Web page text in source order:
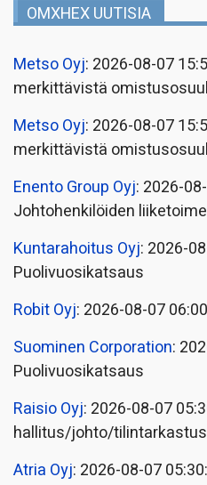
OMXHEX UUTISIA
Metso Oyj: 2026-08-07
merkittävistä
Metso Oyj: 2026-08-07
merkittävistä
Enento Group Oyj: 2026-
Johtohenkilöiden
Kuntarahoitus Oyj: 2026-
Puolivuosikatsaus
Robit Oyj: 2026-08-07
Suominen Corporation:
Puolivuosikatsaus
Raisio Oyj: 2026-08-07
hallitus/johto/tilintarkastus
Atria Oyj: 2026-08-07